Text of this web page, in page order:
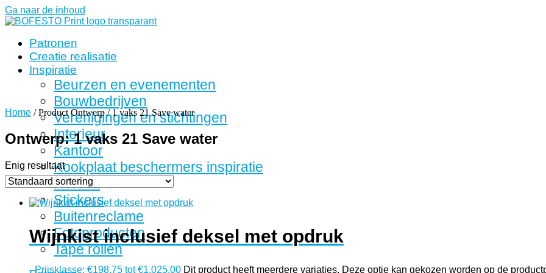
Ga naar de inhoud
Patronen
Creatie realisatie
Inspiratie
Beurzen en evenementen
Bouwbedrijven
Verenigingen en stichtingen
Interieur
Kantoor
Kookplaat beschermers inspiratie
Horeca
Stickers
Buitenreclame
Fotoproducten
Tape rollen
Home / Product Ontwerp / 1 vaks 21 Save water
Ontwerp: 1 vaks 21 Save water
Enig resultaat
Wijnkist inclusief deksel met opdruk
- Prijsklasse: €198,75 tot €1.025,00 Dit product heeft meerdere variaties. Deze optie kan gekozen worden op de